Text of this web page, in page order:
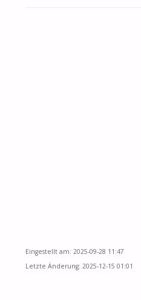
Eingestellt am: 2025-09-28 11:47
Letzte Änderung: 2025-12-15 01:01